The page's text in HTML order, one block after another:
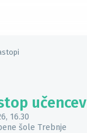
, 16.30
šole Trebnje